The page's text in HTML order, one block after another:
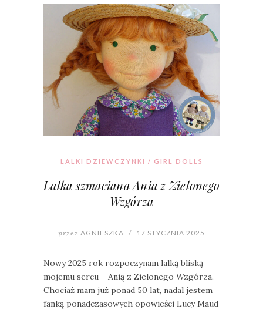
LALKI DZIEWCZYNKI / GIRL DOLLS
Lalka szmaciana Ania z Zielonego
Wzgórza
przez AGNIESZKA / 17 STYCZNIA 2025
Nowy 2025 rok rozpoczynam lalką bliską
mojemu sercu – Anią z Zielonego Wzgórza.
Chociaż mam już ponad 50 lat, nadal jestem
fanką ponadczasowych opowieści Lucy Maud